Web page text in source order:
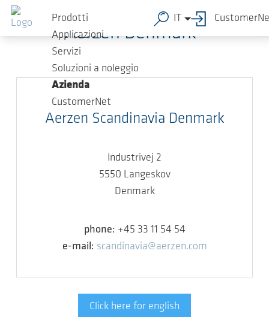
Salta al contenuto principale
Prodotti
Applicazioni
Servizi
Soluzioni a noleggio
Azienda
CustomerNet
IT
Aerzen Denmark
Aerzen Scandinavia Denmark
Industrivej 2
5550 Langeskov
Denmark
phone: +45 33 11 54 54
e-mail: scandinavia@aerzen.com
Click here for english